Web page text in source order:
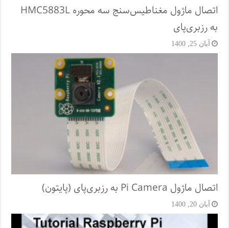
اتصال ماژول مغناطیس‌سنج سه محوره HMC5883L
به رزبری‌پای
آبان 25, 1400
اتصال ماژول Pi Camera به رزبری‌پای (پایتون)
آبان 20, 1400